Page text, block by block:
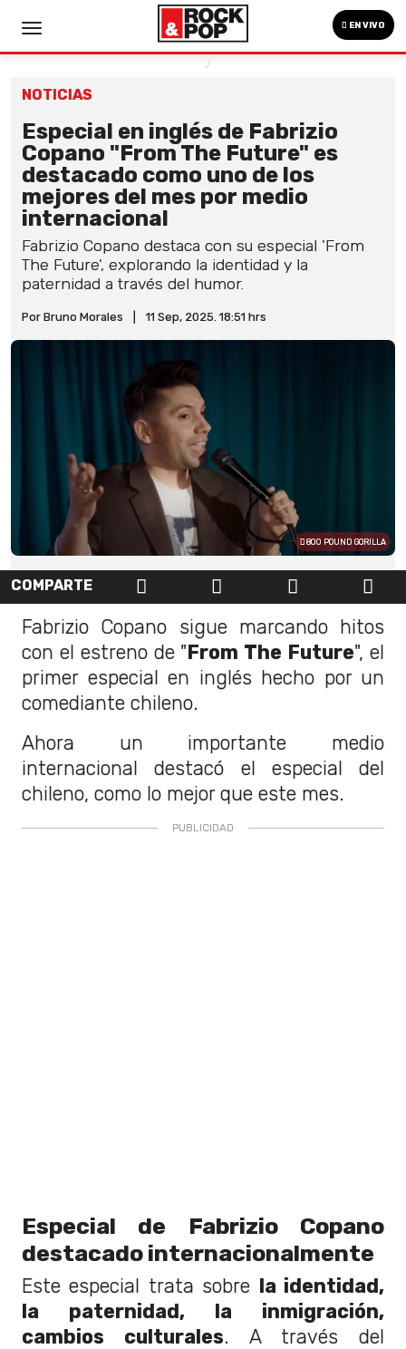
EN VIVO
NOTICIAS
Especial en inglés de Fabrizio
Copano "From The Future" es
destacado como uno de los
mejores del mes por medio
internacional
Fabrizio Copano destaca con su especial 'From
The Future', explorando la identidad y la
paternidad a través del humor.
Por Bruno Morales 11 Sep, 2025. 18:51 hrs
800 POUND GORILLA
COMPARTE
Fabrizio Copano sigue marcando hitos
con el estreno de "From The Future", el
primer especial en inglés hecho por un
comediante chileno.
Ahora un importante medio
internacional destacó el especial del
chileno, como lo mejor que este mes.
Especial de Fabrizio Copano
destacado internacionalmente
Este especial trata sobre la identidad,
la paternidad, la inmigración,
cambios culturales. A través del